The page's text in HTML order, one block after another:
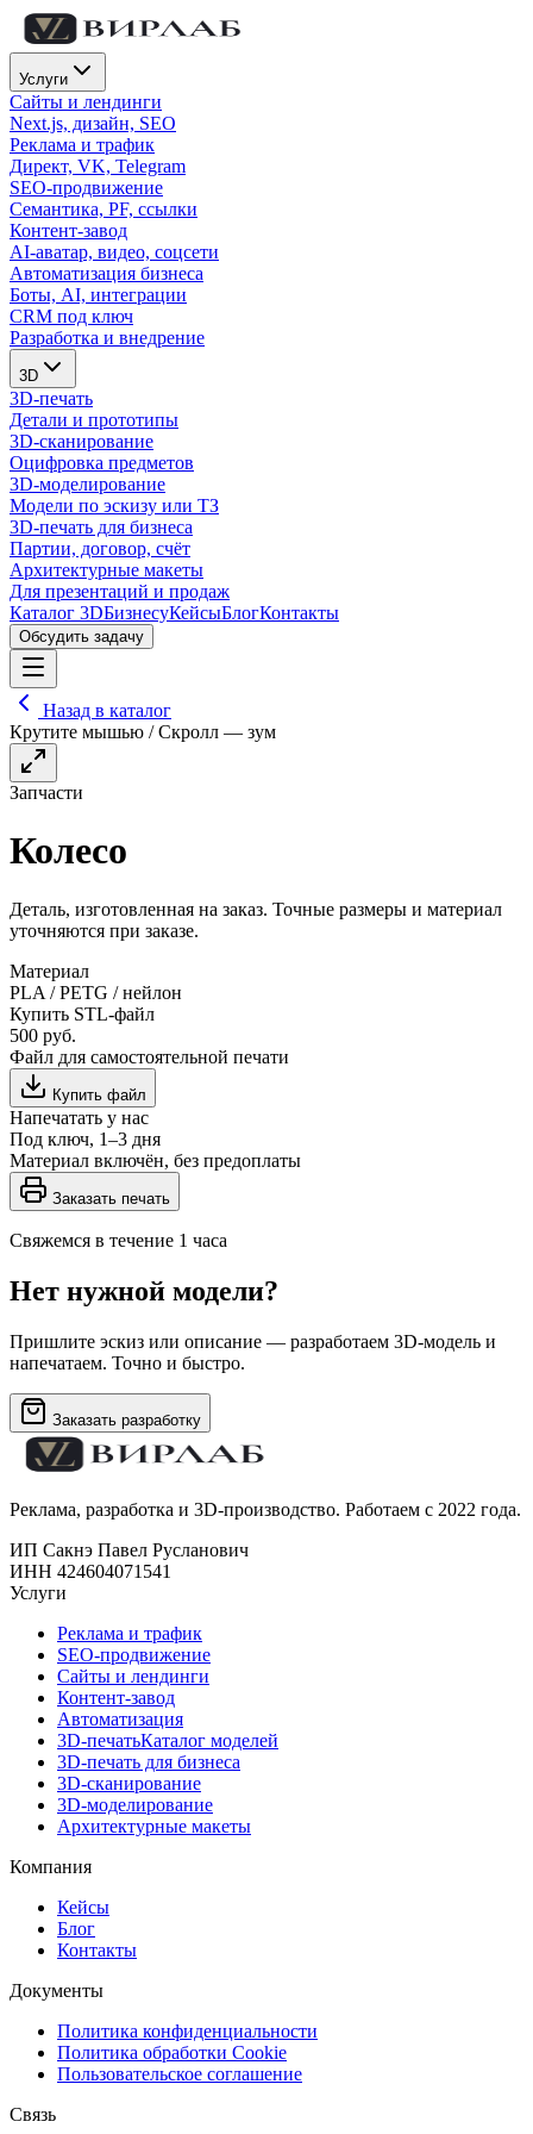
Услуги
Сайты и лендинги
Next.js, дизайн, SEO
Реклама и трафик
Директ, VK, Telegram
SEO-продвижение
Семантика, PF, ссылки
Контент-завод
AI-аватар, видео, соцсети
Автоматизация бизнеса
Боты, AI, интеграции
CRM под ключ
Разработка и внедрение
3D
3D-печать
Детали и прототипы
3D-сканирование
Оцифровка предметов
3D-моделирование
Модели по эскизу или ТЗ
3D-печать для бизнеса
Партии, договор, счёт
Архитектурные макеты
Для презентаций и продаж
Каталог 3DБизнесуКейсыБлогКонтакты
Обсудить задачу
Назад в каталог
Крутите мышью / Скролл — зум
Запчасти
Колесо
Деталь, изготовленная на заказ. Точные размеры и материал
уточняются при заказе.
Материал
PLA / PETG / нейлон
Купить STL-файл
500 руб.
Файл для самостоятельной печати
Купить файл
Напечатать у нас
Под ключ, 1–3 дня
Материал включён, без предоплаты
Заказать печать
Свяжемся в течение 1 часа
Нет нужной модели?
Пришлите эскиз или описание — разработаем 3D-модель и
напечатаем. Точно и быстро.
Заказать разработку
Реклама, разработка и 3D-производство. Работаем с 2022 года.
ИП Сакнэ Павел Русланович
ИНН 424604071541
Услуги
Реклама и трафик
SEO-продвижение
Сайты и лендинги
Контент-завод
Автоматизация
3D-печатьКаталог моделей
3D-печать для бизнеса
3D-сканирование
3D-моделирование
Архитектурные макеты
Компания
Кейсы
Блог
Контакты
Документы
Политика конфиденциальности
Политика обработки Cookie
Пользовательское соглашение
Связь